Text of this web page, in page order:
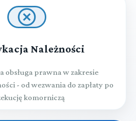
Należności
obsługa prawna w zakresie
- od wezwania do zapłaty po
komorniczą